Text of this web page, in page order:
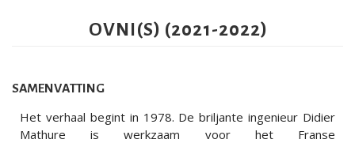
OVNI(S) (2021-2022)
SAMENVATTING
Het verhaal begint in 1978. De briljante ingenieur Didier
Mathure is werkzaam voor het Franse